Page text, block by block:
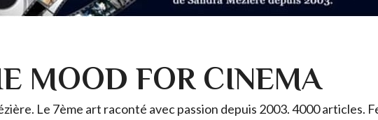
MOOD FOR CINEMA
Le 7ème art raconté avec passion depuis 2003. 4000 articles.